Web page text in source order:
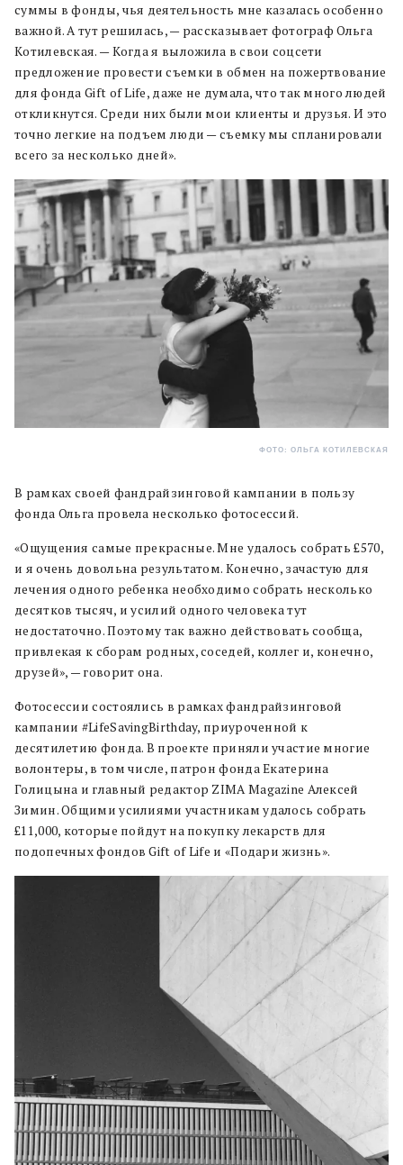
суммы в фонды, чья деятельность мне казалась особенно
важной. А тут решилась, — рассказывает фотограф Ольга
Котилевская. — Когда я выложила в свои соцсети
предложение провести съемки в обмен на пожертвование
для фонда Gift of Life, даже не думала, что так много людей
откликнутся. Среди них были мои клиенты и друзья. И это
точно легкие на подъем люди — съемку мы спланировали
всего за несколько дней».
ФОТО: ОЛЬГА КОТИЛЕВСКАЯ
В рамках своей фандрайзинговой кампании в пользу
фонда Ольга провела несколько фотосессий.
«Ощущения самые прекрасные. Мне удалось собрать £570,
и я очень довольна результатом. Конечно, зачастую для
лечения одного ребенка необходимо собрать несколько
десятков тысяч, и усилий одного человека тут
недостаточно. Поэтому так важно действовать сообща,
привлекая к сборам родных, соседей, коллег и, конечно,
друзей», — говорит она.
Фотосессии состоялись в рамках фандрайзинговой
кампании #LifeSavingBirthday, приуроченной к
десятилетию фонда. В проекте приняли участие многие
волонтеры, в том числе, патрон фонда Екатерина
Голицына и главный редактор ZIMA Magazine Алексей
Зимин. Общими усилиями участникам удалось собрать
£11,000, которые пойдут на покупку лекарств для
подопечных фондов Gift of Life и «Подари жизнь».